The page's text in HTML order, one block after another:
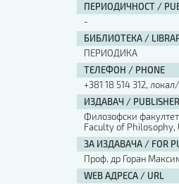
ПЕРИОДИЧНОСТ /
-
БИБЛИОТЕКА /
ПЕРИОДИКА
ТЕЛЕФОН / PHONE
+381 18 514 312,
ИЗДАВАЧ / PUBLISHER
Филозофски
Faculty of
ЗА ИЗДАВАЧА / FOR
Проф. др Горан
WEB АДРЕСА / URL